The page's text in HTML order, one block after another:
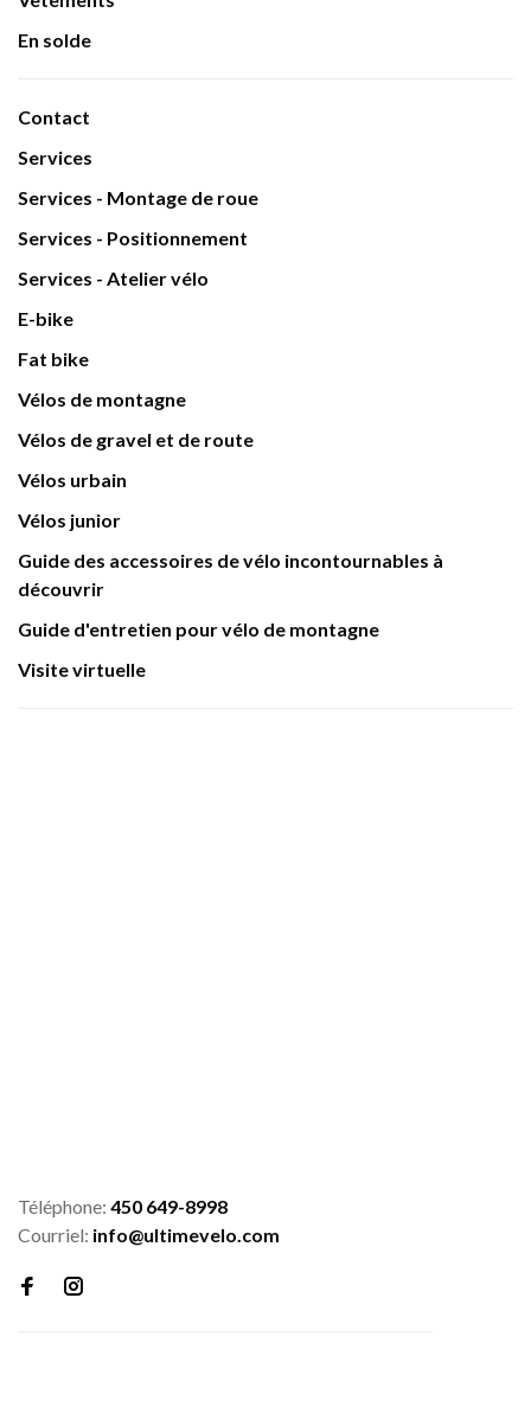
En solde
Contact
Services
Services - Montage de roue
Services - Positionnement
Services - Atelier vélo
E-bike
Fat bike
Vélos de montagne
Vélos de gravel et de route
Vélos urbain
Vélos junior
Guide des accessoires de vélo incontournables à
découvrir
Guide d'entretien pour vélo de montagne
Visite virtuelle
Téléphone: 450 649-8998
Courriel: info@ultimevelo.com